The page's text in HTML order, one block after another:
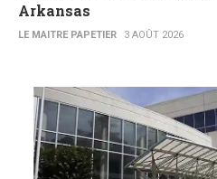
Arkansas
LE MAITRE PAPETIER 3 AOÛT 2026